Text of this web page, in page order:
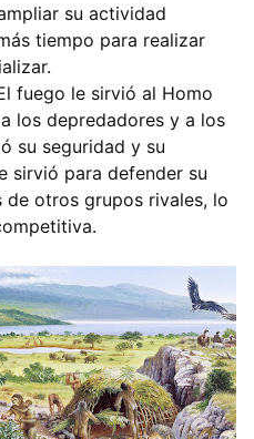
su actividad
tiempo para realizar
fuego le sirvió al Homo
los depredadores y a los
su seguridad y su
sirvió para defender su
otros grupos rivales, lo